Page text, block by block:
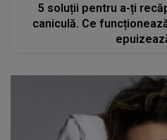
5 soluții pentru a-ți
caniculă. Ce